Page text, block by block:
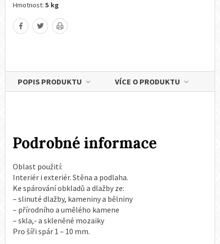
Hmotnost: 5 kg
POPIS PRODUKTU VÍCE O PRODUKTU
Podrobné informace
Oblast použití:
Interiér i exteriér. Stěna a podlaha.
Ke spárování obkladů a dlažby ze:
– slinuté dlažby, kameniny a bělniny
– přírodního a umělého kamene
– skla,- a skleněné mozaiky
Pro šíři spár 1 – 10 mm.